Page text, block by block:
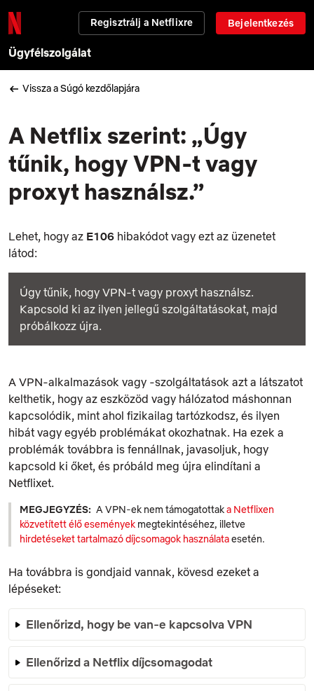
Regisztrálj a Netflixre Bejelentkezés
Ügyfélszolgálat
Vissza a Súgó kezdőlapjára
A Netflix szerint: „Úgy
tűnik, hogy VPN-t vagy
proxyt használsz.”
Lehet, hogy az E106 hibakódot vagy ezt az üzenetet
látod:
Úgy tűnik, hogy VPN-t vagy proxyt használsz.
Kapcsold ki az ilyen jellegű szolgáltatásokat, majd
próbálkozz újra.
A VPN-alkalmazások vagy -szolgáltatások azt a látszatot
kelthetik, hogy az eszközöd vagy hálózatod máshonnan
kapcsolódik, mint ahol fizikailag tartózkodsz, és ilyen
hibát vagy egyéb problémákat okozhatnak. Ha ezek a
problémák továbbra is fennállnak, javasoljuk, hogy
kapcsold ki őket, és próbáld meg újra elindítani a
Netflixet.
MEGJEGYZÉS: A VPN-ek nem támogatottaka Netflixen
közvetített élő események megtekintéséhez, illetve
hirdetéseket tartalmazó díjcsomagok használataesetén.
Ha továbbra is gondjaid vannak, kövesd ezeket a
lépéseket:
Ellenőrizd, hogy be van-e kapcsolva VPN
Ellenőrizd a Netflix díjcsomagodat